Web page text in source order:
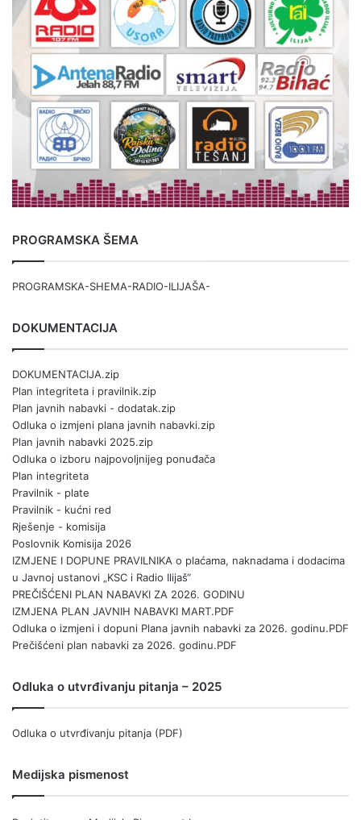
PROGRAMSKA ŠEMA
PROGRAMSKA-SHEMA-RADIO-ILIJAŠA-
DOKUMENTACIJA
DOKUMENTACIJA.zip
Plan integriteta i pravilnik.zip
Plan javnih nabavki - dodatak.zip
Odluka o izmjeni plana javnih nabavki.zip
Plan javnih nabavki 2025.zip
Odluka o izboru najpovoljnijeg ponuđača
Plan integriteta
Pravilnik - plate
Pravilnik - kućni red
Rješenje - komisija
Poslovnik Komisija 2026
IZMJENE I DOPUNE PRAVILNIKA o plaćama, naknadama i dodacima
u Javnoj ustanovi „KSC i Radio Ilijaš“
PREČIŠĆENI PLAN NABAVKI ZA 2026. GODINU
IZMJENA PLAN JAVNIH NABAVKI MART.PDF
Odluka o izmjeni i dopuni Plana javnih nabavki za 2026. godinu.PDF
Prečišćeni plan nabavki za 2026. godinu.PDF
Odluka o utvrđivanju pitanja – 2025
Odluka o utvrđivanju pitanja (PDF)
Medijska pismenost